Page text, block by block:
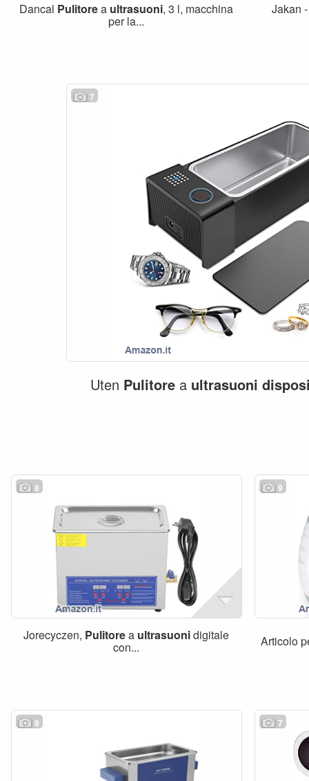
Dancal Pulitorea ultrasuoni, 3 l, macchina
per la...
Jakan
7
Uten Pulitorea ultrasuoni
8
Jorecyczen, Pulitorea ultrasuonidigitale
con...
9
Articolo
9 7